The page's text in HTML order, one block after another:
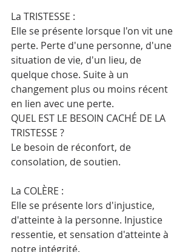
La TRISTESSE :
Elle se présente lorsque l'on vit une
perte. Perte d'une personne, d'une
situation de vie, d'un lieu, de
quelque chose. Suite à un
changement plus ou moins récent
en lien avec une perte.
QUEL EST LE BESOIN CACHÉ DE LA
TRISTESSE ?
Le besoin de réconfort, de
consolation, de soutien.
La COLÈRE :
Elle se présente lors d'injustice,
d'atteinte à la personne. Injustice
ressentie, et sensation d'atteinte à
notre intégrité.